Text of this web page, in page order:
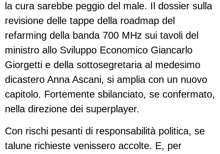
la cura sarebbe peggio del male. Il dossier sulla
revisione delle tappe della roadmap del
refarming della banda 700 MHz sui tavoli del
ministro allo Sviluppo Economico Giancarlo
Giorgetti e della sottosegretaria al medesimo
dicastero Anna Ascani, si amplia con un nuovo
capitolo. Fortemente sbilanciato, se confermato,
nella direzione dei superplayer.
Con rischi pesanti di responsabilità politica, se
talune richieste venissero accolte. E, per